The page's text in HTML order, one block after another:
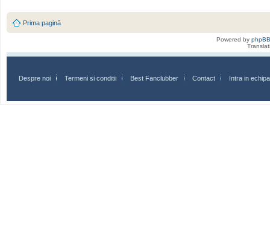
Prima pagină
Powered by phpBB
Despre noi Termeni si conditii Best Fanclubber Contact Intra in